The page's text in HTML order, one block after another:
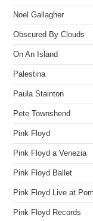
Noel Gallagher
Obscured By Clouds
On An Island
Palestina
Paula Stainton
Pete Townshend
Pink Floyd
Pink Floyd a Venezia
Pink Floyd Ballet
Pink Floyd Live at
Pink Floyd Records